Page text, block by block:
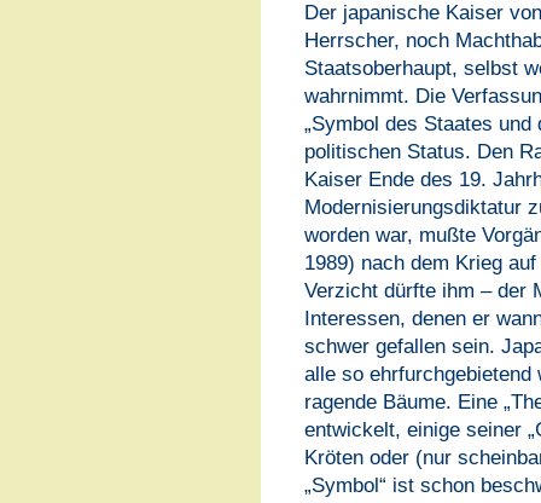
Der japanische Kaiser
Herrscher, noch
Staatsoberhaupt, selbst
wahrnimmt. Die
„Symbol des Staates und
politischen Status. Den
Kaiser Ende des 19.
Modernisierungsdiktatur
worden war, mußte
1989) nach dem Krieg
Verzicht dürfte ihm – der
Interessen, denen er
schwer gefallen sein.
alle so ehrfurchgebietend
ragende Bäume. Eine
entwickelt, einige seiner
Kröten oder (nur
„Symbol“ ist schon